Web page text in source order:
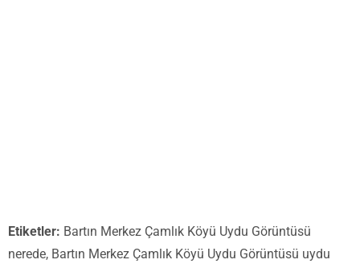
Etiketler: Bartın Merkez Çamlık Köyü Uydu Görüntüsü
nerede, Bartın Merkez Çamlık Köyü Uydu Görüntüsü uydu